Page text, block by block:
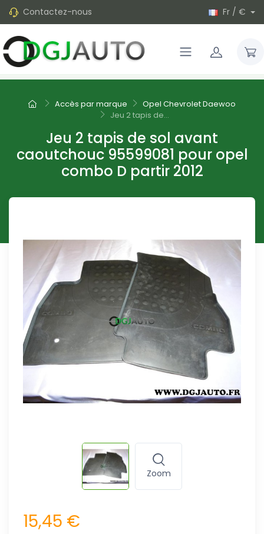
Contactez-nous Fr / €
Accès par marque
Opel Chevrolet Daewoo
Jeu 2 tapis de...
Jeu 2 tapis de sol avant
caoutchouc 95599081 pour opel
combo D partir 2012
Zoom
15,45 €